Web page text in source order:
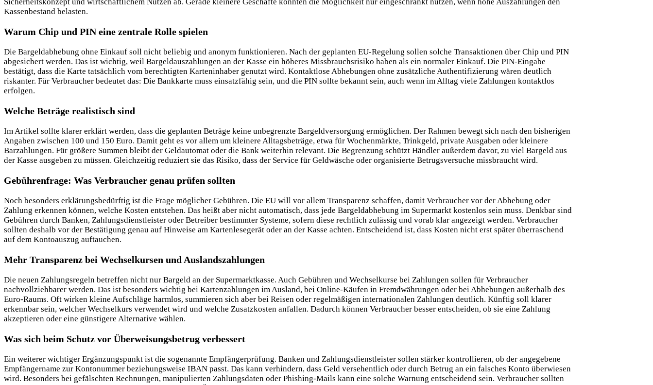
Kassenbestand belasten.
Warum Chip und PIN eine zentrale Rolle spielen
Die Bargeldabhebung ohne Einkauf soll nicht beliebig und anonym funktionieren. Nach der geplanten EU-Regelung sollen solche Transaktionen über Chip und PIN
abgesichert werden. Das ist wichtig, weil Bargeldauszahlungen an der Kasse ein höheres Missbrauchsrisiko haben als ein normaler Einkauf. Die PIN-Eingabe
bestätigt, dass die Karte tatsächlich vom berechtigten Karteninhaber genutzt wird. Kontaktlose Abhebungen ohne zusätzliche Authentifizierung wären deutlich
riskanter. Für Verbraucher bedeutet das: Die Bankkarte muss einsatzfähig sein, und die PIN sollte bekannt sein, auch wenn im Alltag viele Zahlungen kontaktlos
erfolgen.
Welche Beträge realistisch sind
Im Artikel sollte klarer erklärt werden, dass die geplanten Beträge keine unbegrenzte Bargeldversorgung ermöglichen. Der Rahmen bewegt sich nach den bisherigen
Angaben zwischen 100 und 150 Euro. Damit geht es vor allem um kleinere Alltagsbeträge, etwa für Wochenmärkte, Trinkgeld, private Ausgaben oder kleinere
Barzahlungen. Für größere Summen bleibt der Geldautomat oder die Bank weiterhin relevant. Die Begrenzung schützt Händler außerdem davor, zu viel Bargeld aus
der Kasse ausgeben zu müssen. Gleichzeitig reduziert sie das Risiko, dass der Service für Geldwäsche oder organisierte Betrugsversuche missbraucht wird.
Gebührenfrage: Was Verbraucher genau prüfen sollten
Noch besonders erklärungsbedürftig ist die Frage möglicher Gebühren. Die EU will vor allem Transparenz schaffen, damit Verbraucher vor der Abhebung oder
Zahlung erkennen können, welche Kosten entstehen. Das heißt aber nicht automatisch, dass jede Bargeldabhebung im Supermarkt kostenlos sein muss. Denkbar sind
Gebühren durch Banken, Zahlungsdienstleister oder Betreiber bestimmter Systeme, sofern diese rechtlich zulässig und vorab klar angezeigt werden. Verbraucher
sollten deshalb vor der Bestätigung genau auf Hinweise am Kartenlesegerät oder an der Kasse achten. Entscheidend ist, dass Kosten nicht erst später überraschend
auf dem Kontoauszug auftauchen.
Mehr Transparenz bei Wechselkursen und Auslandszahlungen
Die neuen Zahlungsregeln betreffen nicht nur Bargeld an der Supermarktkasse. Auch Gebühren und Wechselkurse bei Zahlungen sollen für Verbraucher
nachvollziehbarer werden. Das ist besonders wichtig bei Kartenzahlungen im Ausland, bei Online-Käufen in Fremdwährungen oder bei Abhebungen außerhalb des
Euro-Raums. Oft wirken kleine Aufschläge harmlos, summieren sich aber bei Reisen oder regelmäßigen internationalen Zahlungen deutlich. Künftig soll klarer
erkennbar sein, welcher Wechselkurs verwendet wird und welche Zusatzkosten anfallen. Dadurch können Verbraucher besser entscheiden, ob sie eine Zahlung
akzeptieren oder eine günstigere Alternative wählen.
Was sich beim Schutz vor Überweisungsbetrug verbessert
Ein weiterer wichtiger Ergänzungspunkt ist die sogenannte Empfängerprüfung. Banken und Zahlungsdienstleister sollen stärker kontrollieren, ob der angegebene
Empfängername zur Kontonummer beziehungsweise IBAN passt. Das kann verhindern, dass Geld versehentlich oder durch Betrug an ein falsches Konto überwiesen
wird. Besonders bei gefälschten Rechnungen, manipulierten Zahlungsdaten oder Phishing-Mails kann eine solche Warnung entscheidend sein. Verbraucher sollten